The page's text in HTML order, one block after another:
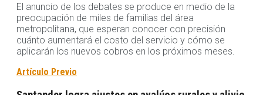
El anuncio de los debates se produce en medio de la
preocupación de miles de familias del área
metropolitana, que esperan conocer con precisión
cuánto aumentará el costo del servicio y cómo se
aplicarán los nuevos cobros en los próximos meses.
Artículo Previo